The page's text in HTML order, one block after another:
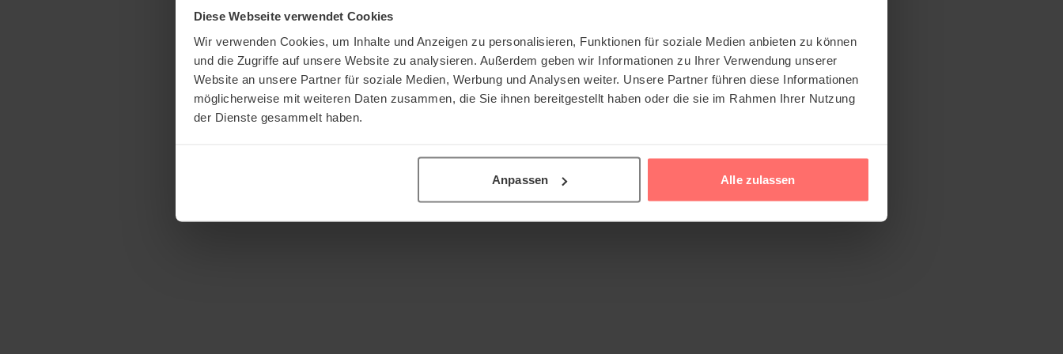
Diese Webseite verwendet Cookies
Wir verwenden Cookies, um Inhalte und Anzeigen zu personalisieren, Funktionen für soziale Medien anbieten zu können
und die Zugriffe auf unsere Website zu analysieren. Außerdem geben wir Informationen zu Ihrer Verwendung unserer
Website an unsere Partner für soziale Medien, Werbung und Analysen weiter. Unsere Partner führen diese Informationen
möglicherweise mit weiteren Daten zusammen, die Sie ihnen bereitgestellt haben oder die sie im Rahmen Ihrer Nutzung
der Dienste gesammelt haben.
Anpassen Alle zulassen